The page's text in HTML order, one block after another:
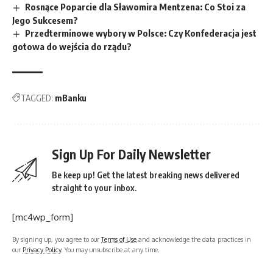
Rosnące Poparcie dla Sławomira Mentzena: Co Stoi za
Jego Sukcesem?
Przedterminowe wybory w Polsce: Czy Konfederacja jest
gotowa do wejścia do rządu?
TAGGED: mBanku
Sign Up For Daily Newsletter
Be keep up! Get the latest breaking news delivered
straight to your inbox.
[mc4wp_form]
By signing up, you agree to ourTerms of Use and acknowledge the data practices in
our Privacy Policy. You may unsubscribe at any time.